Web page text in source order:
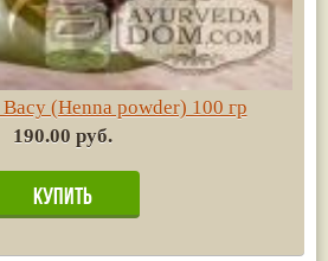
(Henna powder) 100 гр
190.00 руб.